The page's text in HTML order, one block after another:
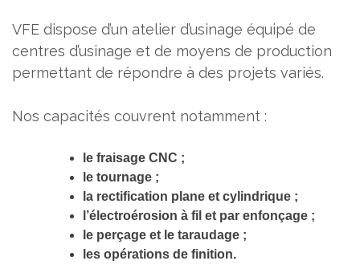
VFE dispose d’un atelier d’usinage équipé de
centres d’usinage et de moyens de production
permettant de répondre à des projets variés.
Nos capacités couvrent notamment :
le fraisage CNC ;
le tournage ;
la rectification plane et cylindrique ;
l’électroérosion à fil et par enfonçage ;
le perçage et le taraudage ;
les opérations de finition.